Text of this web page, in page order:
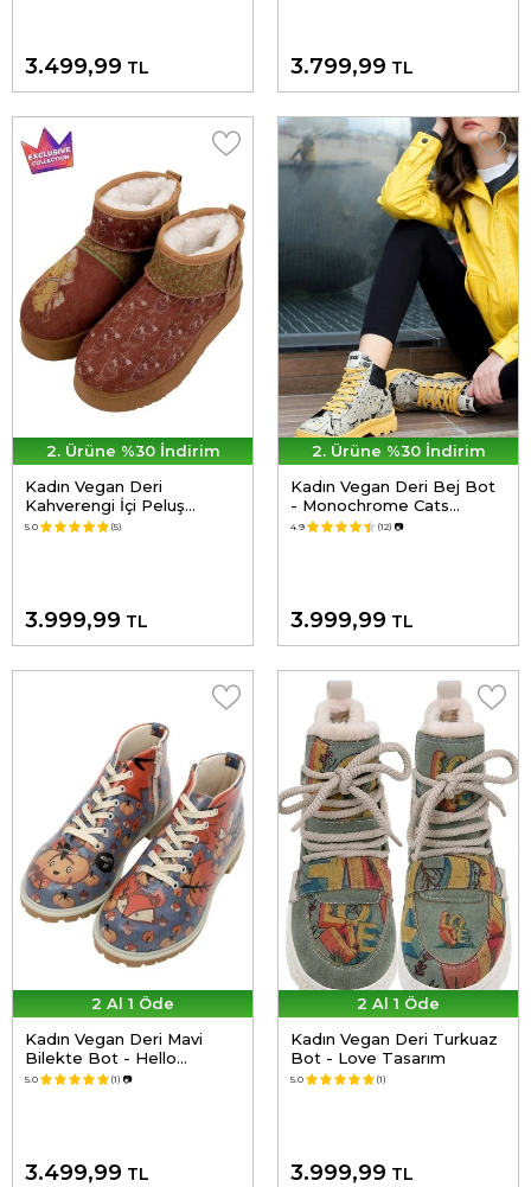
3.499,99 TL 3.799,99 TL
2. Ürüne %30 İndirim
Kadın Vegan Deri
Kahverengi İçi Peluş
Bilekte Bot - Camping
5.0 (5)
3.999,99 TL
2. Ürüne %30 İndirim
Kadın Vegan Deri Bej Bot
- Monochrome Cats
Tasarım
4.9 (12) 📷
3.999,99 TL
2 Al 1 Öde
Kadın Vegan Deri Mavi
Bilekte Bot - Hello
Pumpkin Tasarım
5.0 (1) 📷
3.499,99 TL
2 Al 1 Öde
Kadın Vegan Deri Turkuaz
Bot - Love Tasarım
5.0 (1)
3.999,99 TL